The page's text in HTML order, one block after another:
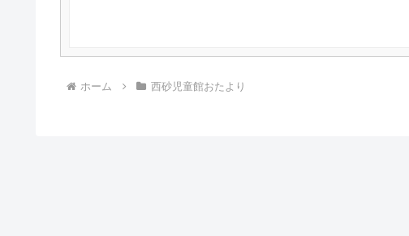
ホーム 西砂児童館おたより